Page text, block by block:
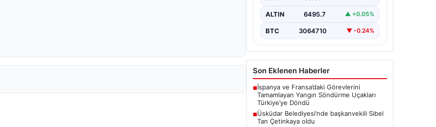
ALTIN 6495.7 ▲ +0.05%
BTC 3064710 ▼ -0.24%
Son Eklenen Haberler
■İspanya ve Fransa’daki Görevlerini
Tamamlayan Yangın Söndürme Uçakları
Türkiye’ye Döndü
■Üsküdar Belediyesi’nde başkanvekili Sibel
Tan Çetinkaya oldu